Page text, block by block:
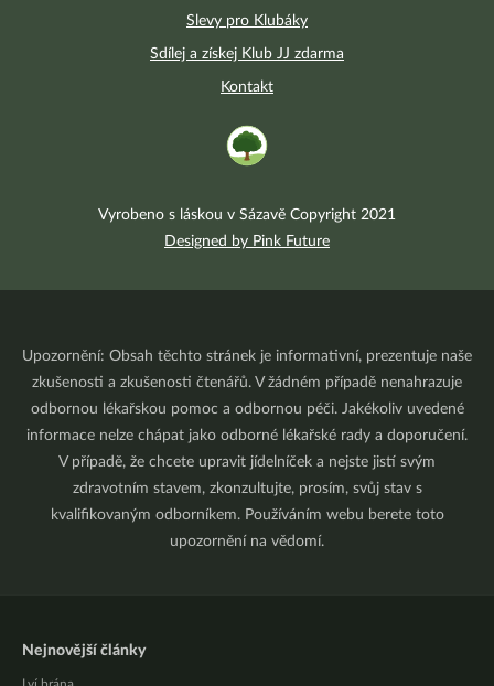
Slevy pro Klubáky
Sdílej a získej Klub JJ zdarma
Kontakt
Vyrobeno s láskou v Sázavě Copyright 2021
Designed by Pink Future
Upozornění: Obsah těchto stránek je informativní, prezentuje naše
zkušenosti a zkušenosti čtenářů. V žádném případě nenahrazuje
odbornou lékařskou pomoc a odbornou péči. Jakékoliv uvedené
informace nelze chápat jako odborné lékařské rady a doporučení.
V případě, že chcete upravit jídelníček a nejste jistí svým
zdravotním stavem, zkonzultujte, prosím, svůj stav s
kvalifikovaným odborníkem. Používáním webu berete toto
upozornění na vědomí.
Nejnovější články